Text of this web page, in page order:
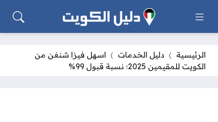
الرئيسية دليل الخدمات
اسهل فيزا شنغن من
الكويت للمقيمين 2025؛ نسبة قبول 99%